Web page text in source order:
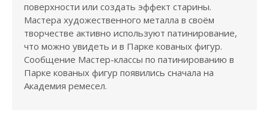
поверхности или создать эффект старины.
Мастера художественного металла в своём
творчестве активно используют патинирование,
что можно увидеть и в Парке кованых фигур.
Сообщение Мастер-классы по патинированию в
Парке кованых фигур появились сначала на
Академия ремесел.